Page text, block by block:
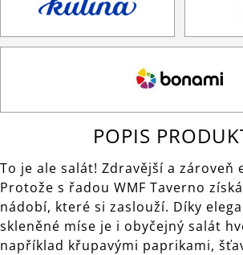
POPIS
To je ale salát! Zdravější a zároveň
Protože s řadou WMF Taverno
nádobí, které si zaslouží. Díky
skleněné míse je i obyčejný salát
například křupavými paprikami,